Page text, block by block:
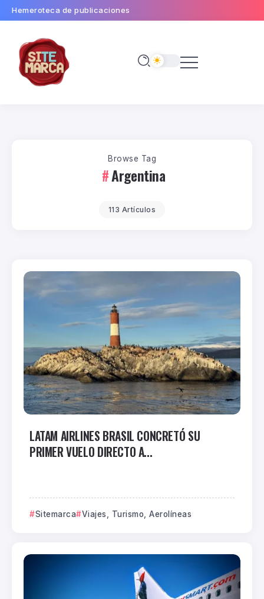
Hemeroteca de publicaciones
Browse Tag
Argentina
113 Artículos
LATAM AIRLINES BRASIL CONCRETÓ SU
PRIMER VUELO DIRECTO A...
Sitemarca Viajes, Turismo, Aerolíneas